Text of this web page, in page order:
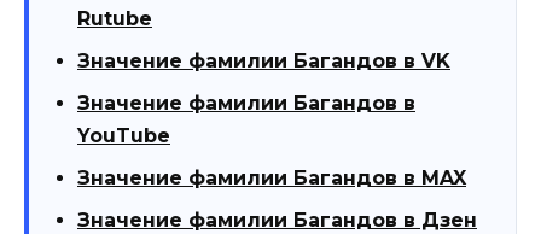
Rutube
Значение фамилии Багандов в VK
Значение фамилии Багандов в
YouTube
Значение фамилии Багандов в MAX
Значение фамилии Багандов в Дзен